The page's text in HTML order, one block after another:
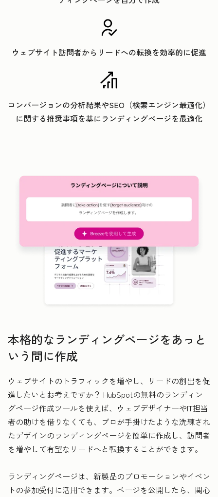
ウェブサイト訪問者からリードへの転換を効率的に促進
コンバージョンの分析結果やSEO（検索エンジン最適化）
に関する推奨事項を基にランディングページを最適化
本格的なランディングページをあっと
いう間に作成
ウェブサイトのトラフィックを増やし、リードの創出を促
進したいとお考えですか？ HubSpotの無料のランディン
グページ作成ツールを使えば、ウェブデザイナーやIT担当
者の助けを借りなくても、プロが手掛けたような洗練され
たデザインのランディングページを簡単に作成し、訪問者
を増やして有望なリードへと転換することができます。
ランディングページは、新製品のプロモーションやイベン
トの参加受付に活用できます。ページを公開したら、関心